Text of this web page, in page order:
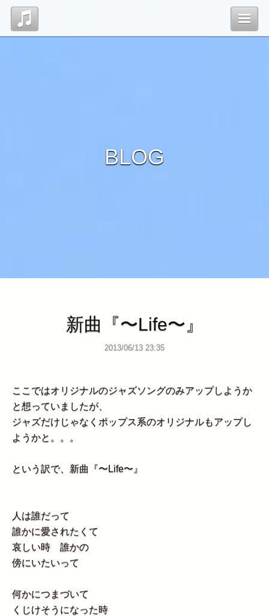
Contact
BLOG
新曲『〜Life〜』
2013/06/13 23:35
ここではオリジナルのジャズソングのみアップしようか
と想っていましたが、
ジャズだけじゃなくポップス系のオリジナルもアップし
ようかと。。。
という訳で、新曲『〜Life〜』
人は誰だって
誰かに愛されたくて
哀しい時 誰かの
傍にいたいって
何かにつまづいて
くじけそうになった時